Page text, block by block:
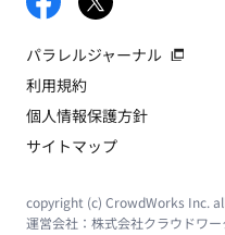
パラレルジャーナル
利用規約
個人情報保護方針
サイトマップ
copyright (c) CrowdWorks Inc.
運営会社： 株式会社クラウドワー